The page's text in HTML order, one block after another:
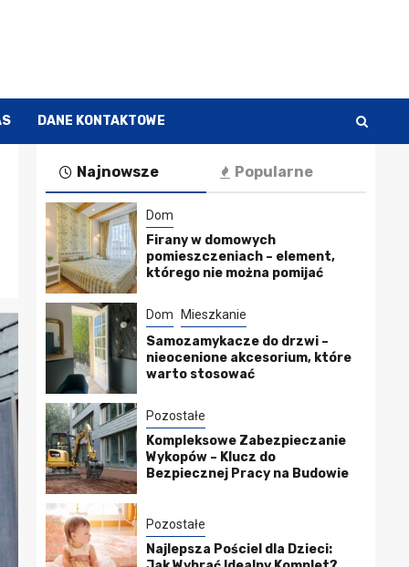
DANE KONTAKTOWE
Najnowsze Popularne
Dom
Firany w domowych
pomieszczeniach – element,
którego nie można pomijać
Dom Mieszkanie
Samozamykacze do drzwi –
nieocenione akcesorium, które
warto stosować
Pozostałe
Kompleksowe Zabezpieczanie
Wykopów – Klucz do
Bezpiecznej Pracy na Budowie
Pozostałe
Najlepsza Pościel dla Dzieci: